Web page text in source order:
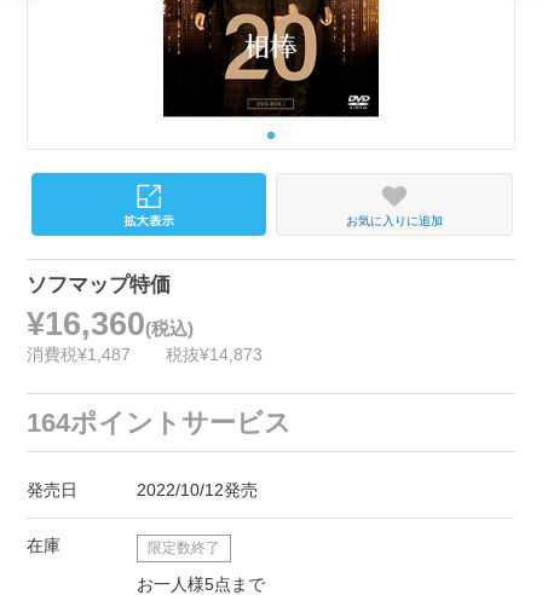
お気に入りに追加
ソフマップ特価
¥16,360(税込)
消費税¥1,487 税抜¥14,873
164ポイントサービス
発売日 2022/10/12発売
在庫 限定数終了
お一人様5点まで